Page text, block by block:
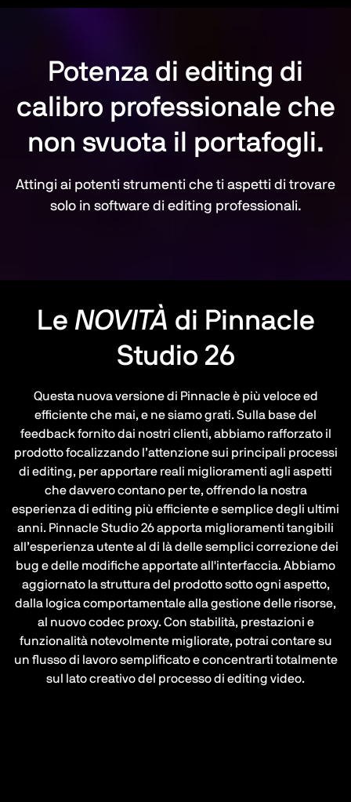
Potenza di editing di
calibro professionale che
non svuota il portafogli.
Attingi ai potenti strumenti che ti aspetti di trovare
solo in software di editing professionali.
Le NOVITÀ di Pinnacle
Studio 26
Questa nuova versione di Pinnacle è più veloce ed
efficiente che mai, e ne siamo grati. Sulla base del
feedback fornito dai nostri clienti, abbiamo rafforzato il
prodotto focalizzando l’attenzione sui principali processi
di editing, per apportare reali miglioramenti agli aspetti
che davvero contano per te, offrendo la nostra
esperienza di editing più efficiente e semplice degli ultimi
anni. Pinnacle Studio 26 apporta miglioramenti tangibili
all’esperienza utente al di là delle semplici correzione dei
bug e delle modifiche apportate all'interfaccia. Abbiamo
aggiornato la struttura del prodotto sotto ogni aspetto,
dalla logica comportamentale alla gestione delle risorse,
al nuovo codec proxy. Con stabilità, prestazioni e
funzionalità notevolmente migliorate, potrai contare su
un flusso di lavoro semplificato e concentrarti totalmente
sul lato creativo del processo di editing video.